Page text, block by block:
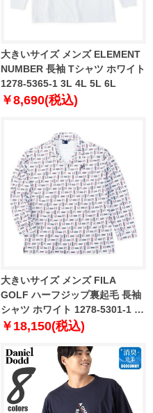
大きいサイズ メンズ ELEMENT
NUMBER 長袖 Tシャツ ホワイト
1278-5365-1 3L 4L 5L 6L
￥8,690(税込)
大きいサイズ メンズ FILA
GOLF ハーフジップ裏起毛 長袖
シャツ ホワイト 1278-5301-1 3L
4L 5L 6L
￥18,150(税込)